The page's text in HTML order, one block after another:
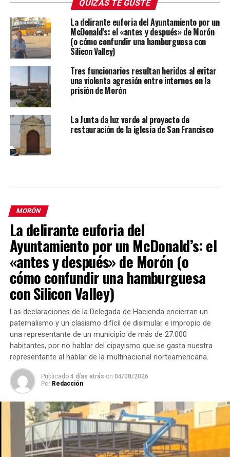
QUIZÁS TE GUSTE
La delirante euforia del Ayuntamiento por un
McDonald’s: el «antes y después» de Morón
(o cómo confundir una hamburguesa con
Silicon Valley)
Tres funcionarios resultan heridos al evitar
una violenta agresión entre internos en la
prisión de Morón
La Junta da luz verde al proyecto de
restauración de la iglesia de San Francisco
MORÓN
La delirante euforia del
Ayuntamiento por un McDonald’s: el
«antes y después» de Morón (o
cómo confundir una hamburguesa
con Silicon Valley)
Las declaraciones de la Delegada de Hacienda encierran un
paternalismo y un clasismo difícil de disimular e impropio de
una representante de un municipio de más de 27.000
habitantes, por no hablar del cipayismo que se gasta nuestra
representante al hablar de la multinacional norteamericana.
Publicado 4 días atrás on 04/08/2026
Por Redacción